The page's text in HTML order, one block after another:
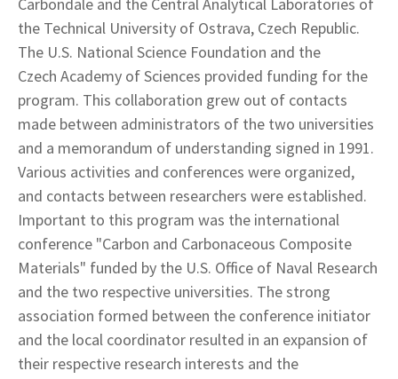
the Technical University of Ostrava, Czech Republic.
The U.S. National Science Foundation and the
Czech Academy of Sciences provided funding for the
program. This collaboration grew out of contacts
made between administrators of the two universities
and a memorandum of understanding signed in 1991.
Various activities and conferences were organized,
and contacts between researchers were established.
Important to this program was the international
conference "Carbon and Carbonaceous Composite
Materials" funded by the U.S. Office of Naval Research
and the two respective universities. The strong
association formed between the conference initiator
and the local coordinator resulted in an expansion of
their respective research interests and the